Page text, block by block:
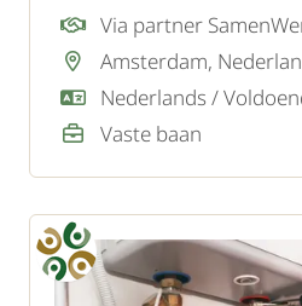
en onderhouden van
installaties. Voor de regio
zij een zelfstandige en
Servicetechnicus.
Via partner
Amsterdam,
Nederlands /
Vaste baan